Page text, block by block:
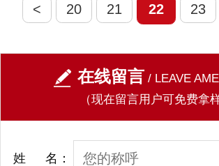
< 20 21 22 23
在线留言 / LEAVE
（现在留言用户可免费拿样
姓 名：